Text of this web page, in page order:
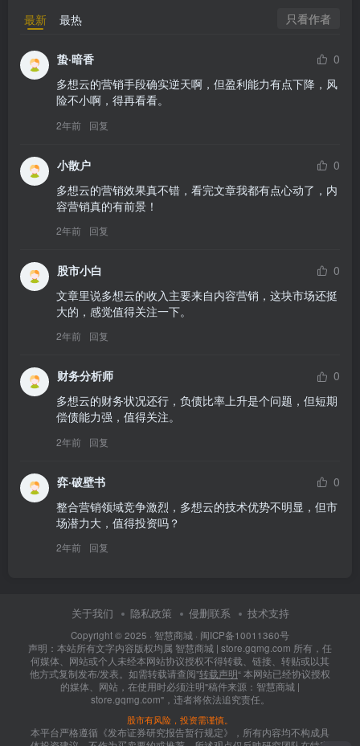
最新 最热 只看作者
蛰·暗香
0
多想云的营销手段确实逆天啊，但盈利能力有点下降，风
险不小啊，得再看看。
2年前 回复
小散户
0
多想云的营销效果真不错，看完文章我都有点心动了，内
容营销真的有前景！
2年前 回复
股市小白
0
文章里说多想云的收入主要来自内容营销，这块市场还挺
大的，感觉值得关注一下。
2年前 回复
财务分析师
0
多想云的财务状况还行，负债比率上升是个问题，但短期
偿债能力强，值得关注。
2年前 回复
弈·破壁书
0
整合营销领域竞争激烈，多想云的技术优势不明显，但市
场潜力大，值得投资吗？
2年前 回复
关于我们 隐私政策 侵删联系 技术支持
Copyright © 2025 · 智慧商城 · 闽ICP备10011360号
声明：本站所有文字内容版权均属 智慧商城 | store.gqmg.com 所有，任
何媒体、网站或个人未经本网站协议授权不得转载、链接、转贴或以其
他方式复制发布/发表。如需转载请查阅”转载声明“ 本网站已经协议授权
的媒体、网站，在使用时必须注明"稿件来源：智慧商城 |
store.gqmg.com"，违者将依法追究责任。
股市有风险，投资需谨慎。
本平台严格遵循《发布证券研究报告暂行规定》，所有内容均不构成具